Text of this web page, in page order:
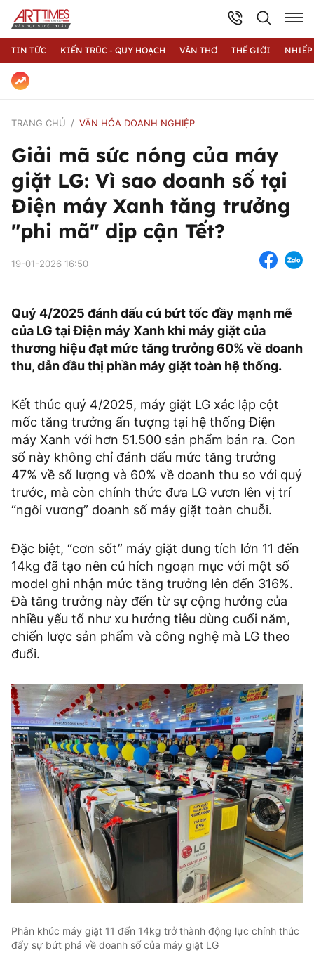
TIN TỨC KIẾN TRÚC - QUY HOẠCH VĂN THƠ THẾ GIỚI
TRANG CHỦ VĂN HÓA DOANH NGHIỆP
Giải mã sức nóng của máy
giặt LG: Vì sao doanh số tại
Điện máy Xanh tăng trưởng
"phi mã" dịp cận Tết?
19-01-2026 16:50
Quý 4/2025 đánh dấu cú bứt tốc đầy mạnh mẽ
của LG tại Điện máy Xanh khi máy giặt của
thương hiệu đạt mức tăng trưởng 60% về doanh
thu, dẫn đầu thị phần máy giặt toàn hệ thống.
Kết thúc quý 4/2025, máy giặt LG xác lập cột
mốc tăng trưởng ấn tượng tại hệ thống Điện
máy Xanh với hơn 51.500 sản phẩm bán ra. Con
số này không chỉ đánh dấu mức tăng trưởng
47% về số lượng và 60% về doanh thu so với quý
trước, mà còn chính thức đưa LG vươn lên vị trí
“ngôi vương” doanh số máy giặt toàn chuỗi.
Đặc biệt, “cơn sốt” máy giặt dung tích lớn 11 đến
14kg đã tạo nên cú hích ngoạn mục với một số
model ghi nhận mức tăng trưởng lên đến 316%.
Đà tăng trưởng này đến từ sự cộng hưởng của
nhiều yếu tố như xu hướng tiêu dùng cuối năm,
chiến lược sản phẩm và công nghệ mà LG theo
đuổi.
Phân khúc máy giặt 11 đến 14kg trở thành động lực chính thúc
đẩy sự bứt phá về doanh số của máy giặt LG